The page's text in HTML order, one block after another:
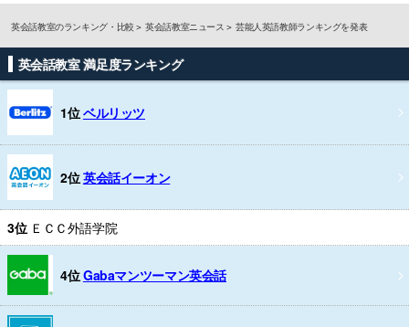
英会話教室のランキング・比較 英会話教室ニュース 芸能人英語教師ランキングを発表
英会話教室 満足度ランキング
1位ベルリッツ
2位英会話イーオン
3位 ＥＣＣ外語学院
4位Gabaマンツーマン英会話